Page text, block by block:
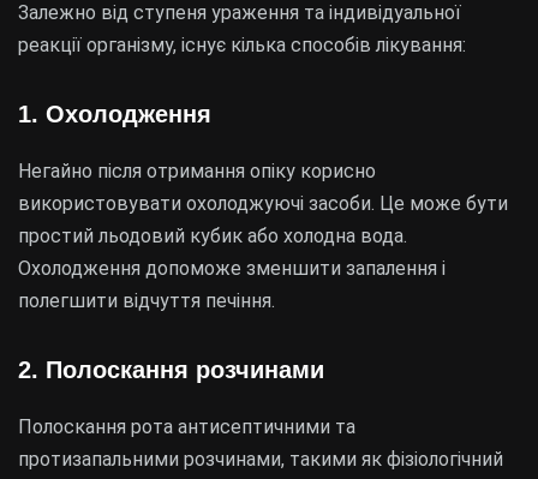
Залежно від ступеня ураження та індивідуальної
реакції організму, існує кілька способів лікування:
1. Охолодження
Негайно після отримання опіку корисно
використовувати охолоджуючі засоби. Це може бути
простий льодовий кубик або холодна вода.
Охолодження допоможе зменшити запалення і
полегшити відчуття печіння.
2. Полоскання розчинами
Полоскання рота антисептичними та
протизапальними розчинами, такими як фізіологічний